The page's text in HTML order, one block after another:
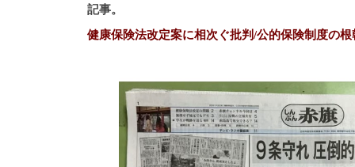
記事。
健康保険法改定案に相次ぐ批判/公的保険制度の